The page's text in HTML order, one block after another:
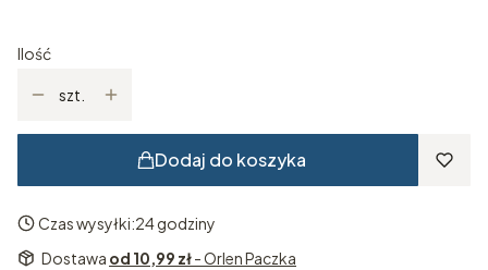
Ilość
szt.
Dodaj do koszyka
Czas wysyłki:24 godziny
Dostawa od 10,99 zł- Orlen Paczka